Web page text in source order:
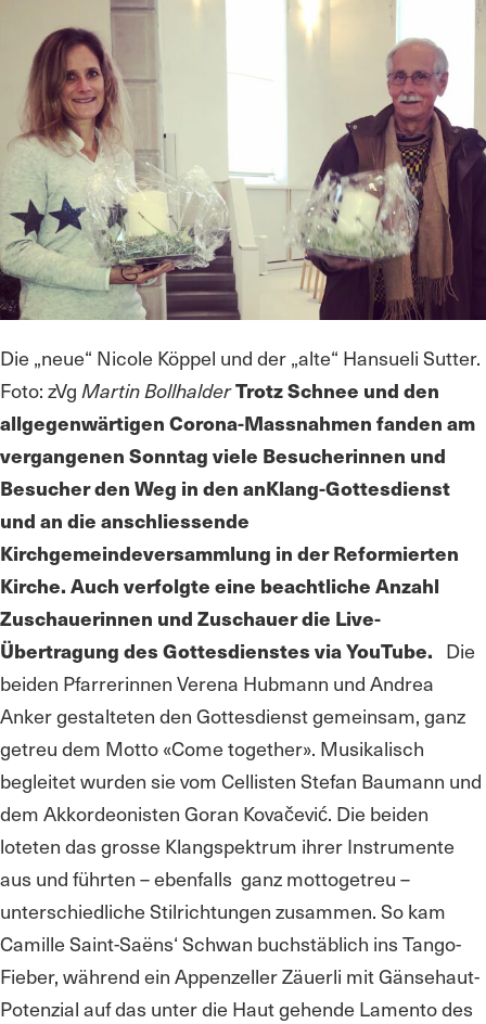
Die „neue“ Nicole Köppel und der „alte“ Hansueli Sutter.
Foto: zVg Martin BollhalderTrotz Schnee und den
allgegenwärtigen Corona-Massnahmen fanden am
vergangenen Sonntag viele Besucherinnen und
Besucher den Weg in den anKlang-Gottesdienst
und an die anschliessende
Kirchgemeindeversammlung in der Reformierten
Kirche. Auch verfolgte eine beachtliche Anzahl
Zuschauerinnen und Zuschauer die Live-
Übertragung des Gottesdienstes via YouTube. Die
beiden Pfarrerinnen Verena Hubmann und Andrea
Anker gestalteten den Gottesdienst gemeinsam, ganz
getreu dem Motto «Come together». Musikalisch
begleitet wurden sie vom Cellisten Stefan Baumann und
dem Akkordeonisten Goran Kovačević. Die beiden
loteten das grosse Klangspektrum ihrer Instrumente
aus und führten – ebenfalls ganz mottogetreu –
unterschiedliche Stilrichtungen zusammen. So kam
Camille Saint-Saëns‘ Schwan buchstäblich ins Tango-
Fieber, während ein Appenzeller Zäuerli mit Gänsehaut-
Potenzial auf das unter die Haut gehende Lamento des